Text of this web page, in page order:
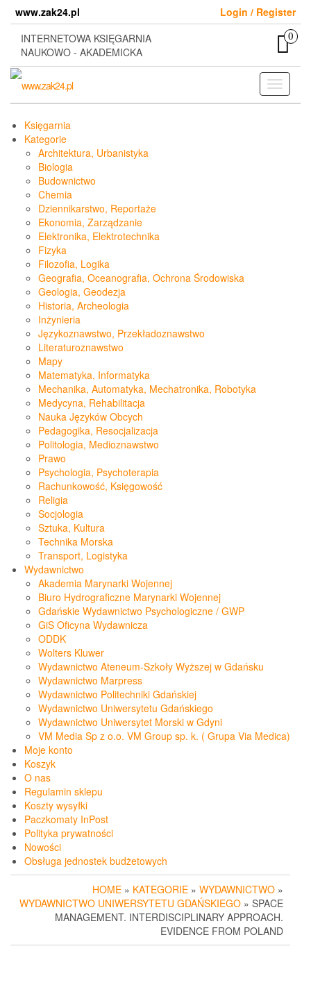
content
www.zak24.pl
Login / Register
INTERNETOWA KSIĘGARNIA
NAUKOWO - AKADEMICKA
0
Toggle
Księgarnia
Kategorie
Architektura, Urbanistyka
Biologia
Budownictwo
Chemia
Dziennikarstwo, Reportaże
Ekonomia, Zarządzanie
Elektronika, Elektrotechnika
Fizyka
Filozofia, Logika
Geografia, Oceanografia, Ochrona Środowiska
Geologia, Geodezja
Historia, Archeologia
Inżynieria
Językoznawstwo, Przekładoznawstwo
Literaturoznawstwo
Mapy
Matematyka, Informatyka
Mechanika, Automatyka, Mechatronika, Robotyka
Medycyna, Rehabilitacja
Nauka Języków Obcych
Pedagogika, Resocjalizacja
Politologia, Medioznawstwo
Prawo
Psychologia, Psychoterapia
Rachunkowość, Księgowość
Religia
Socjologia
Sztuka, Kultura
Technika Morska
Transport, Logistyka
Wydawnictwo
Akademia Marynarki Wojennej
Biuro Hydrograficzne Marynarki Wojennej
Gdańskie Wydawnictwo Psychologiczne / GWP
GiS Oficyna Wydawnicza
ODDK
Wolters Kluwer
Wydawnictwo Ateneum-Szkoły Wyższej w Gdańsku
Wydawnictwo Marpress
Wydawnictwo Politechniki Gdańskiej
Wydawnictwo Uniwersytetu Gdańskiego
Wydawnictwo Uniwersytet Morski w Gdyni
VM Media Sp z o.o. VM Group sp. k. ( Grupa Via Medica)
Moje konto
Koszyk
O nas
Regulamin sklepu
Koszty wysyłki
Paczkomaty InPost
Polityka prywatności
Nowości
Obsługa jednostek budżetowych
HOME » KATEGORIE » WYDAWNICTWO »
WYDAWNICTWO UNIWERSYTETU GDAŃSKIEGO » SPACE
MANAGEMENT. INTERDISCIPLINARY APPROACH.
EVIDENCE FROM POLAND